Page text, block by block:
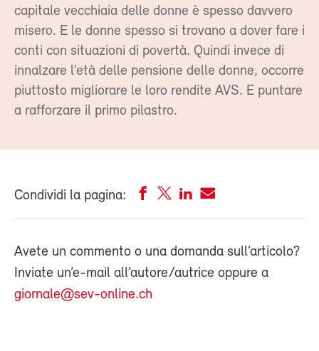
capitale vecchiaia delle donne è spesso davvero
misero. E le donne spesso si trovano a dover fare i
conti con situazioni di povertà. Quindi invece di
innalzare l’età delle pensione delle donne, occorre
piuttosto migliorare le loro rendite AVS. E puntare
a rafforzare il primo pilastro.
Condividi la pagina:
Avete un commento o una domanda sull’articolo?
Inviate un’e-mail all’autore/autrice oppure a
giornale@sev-online.ch